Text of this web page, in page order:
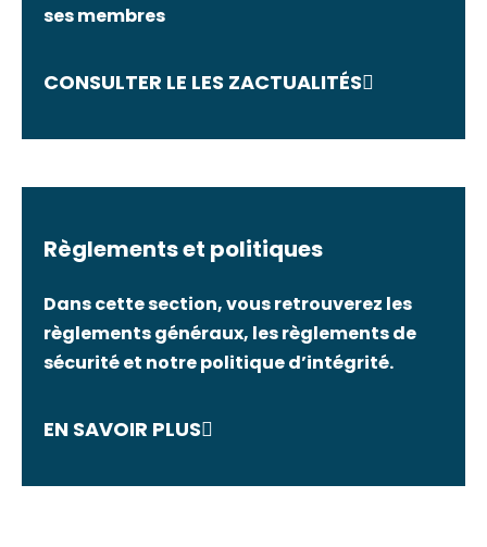
ses membres
CONSULTER LE LES ZACTUALITÉS
Règlements et politiques
Dans cette section, vous retrouverez les
règlements généraux, les règlements de
sécurité et notre politique d’intégrité.
EN SAVOIR PLUS